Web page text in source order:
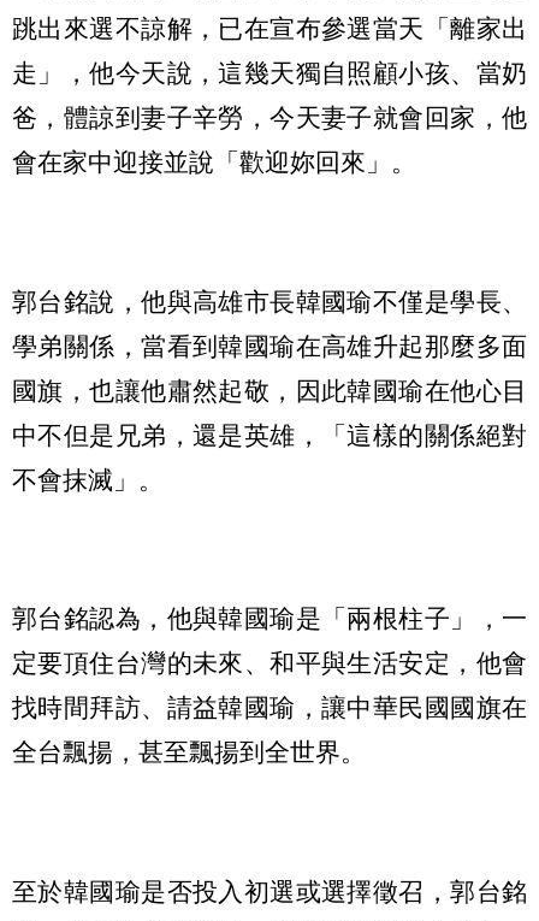
跳出來選不諒解，已在宣布參選當天「離家出
走」，他今天說，這幾天獨自照顧小孩、當奶
爸，體諒到妻子辛勞，今天妻子就會回家，他
會在家中迎接並說「歡迎妳回來」。
郭台銘說，他與高雄市長韓國瑜不僅是學長、
學弟關係，當看到韓國瑜在高雄升起那麼多面
國旗，也讓他肅然起敬，因此韓國瑜在他心目
中不但是兄弟，還是英雄，「這樣的關係絕對
不會抹滅」。
郭台銘認為，他與韓國瑜是「兩根柱子」，一
定要頂住台灣的未來、和平與生活安定，他會
找時間拜訪、請益韓國瑜，讓中華民國國旗在
全台飄揚，甚至飄揚到全世界。
至於韓國瑜是否投入初選或選擇徵召，郭台銘